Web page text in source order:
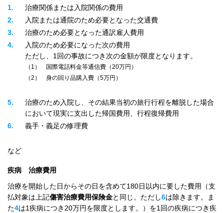
1
治療関係または入院関係の費用
2
入院または通院のため必要となった交通費
3
治療のため必要となった通訳雇人費用
4
入院のため必要になった次の費用
ただし、1回の事故につき次の金額が限度となります。
1
国際電話料金等通信費（20万円）
2
身の回り品購入費（5万円）
5
治療のため入院し、その結果当初の旅行行程を離脱した場合
において現実に支出した帰国費用、行程復帰費用
6
義手・義足の修理費
など
疾病 治療費用
治療を開始した日からその日を含めて180日以内に要した費用（支
払対象は上記傷害治療費用保険金と同じ。ただし6は除きます。ま
た4は1疾病につき20万円を限度とします。）を1回の疾病につき疾